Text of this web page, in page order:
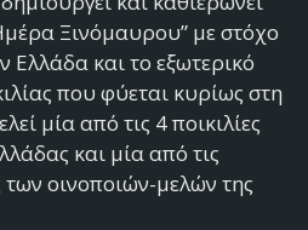
Ξινόμαυρου” με στόχο
Ελλάδα και το εξωτερικό
που φύεται κυρίως στη
μία από τις 4 ποικιλίες
και μία από τις
των οινοποιών-μελών της